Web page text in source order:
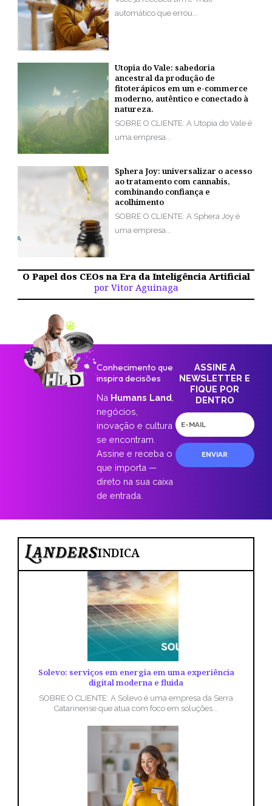
automático que errou...
Utopia do Vale: sabedoria
ancestral da produção de
fitoterápicos em um e-commerce
moderno, autêntico e conectado à
natureza.
SOBRE O CLIENTE: A Utopia do Vale é
uma empresa...
Sphera Joy: universalizar o acesso
ao tratamento com cannabis,
combinando confiança e
acolhimento
SOBRE O CLIENTE: A Sphera Joy é
uma empresa...
O Papel dos CEOs na Era da Inteligência Artificial
por Vitor Aguinaga
Conhecimento que
inspira decisões
Na Humans Land
negócios,
inovação e cultura
se encontram.
Assine e receba o
que importa —
direto na sua caixa
de entrada.
ASSINE A
NEWSLETTER E
FIQUE POR
DENTRO
E-
mail
ENVIAR
INDICA
Solevo: serviços em energia em uma experiência
digital moderna e fluida
SOBRE O CLIENTE: A Solevo é uma empresa da Serra
Catarinense que atua com foco em soluções...